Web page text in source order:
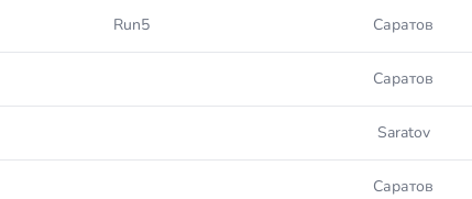
Run5 Саратов
Саратов
Saratov
Саратов